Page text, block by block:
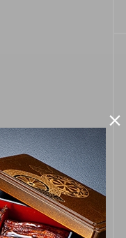
】と【名
